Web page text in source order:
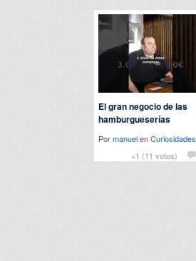
+1 (11 votos)
El gran negocio de las
hamburgueserías
PormanuelenCuriosidades